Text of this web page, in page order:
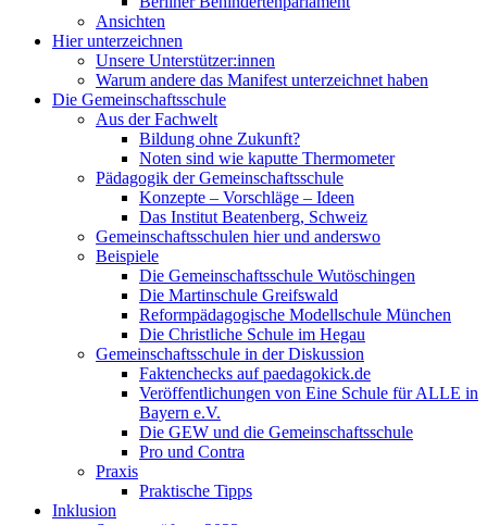
Ansichten
Hier unterzeichnen
Unsere Unterstützer:innen
Warum andere das Manifest unterzeichnet haben
Die Gemeinschaftsschule
Aus der Fachwelt
Bildung ohne Zukunft?
Noten sind wie kaputte Thermometer
Pädagogik der Gemeinschaftsschule
Konzepte – Vorschläge – Ideen
Das Institut Beatenberg, Schweiz
Gemeinschaftsschulen hier und anderswo
Beispiele
Die Gemeinschaftsschule Wutöschingen
Die Martinschule Greifswald
Reformpädagogische Modellschule München
Die Christliche Schule im Hegau
Gemeinschaftsschule in der Diskussion
Faktenchecks auf paedagokick.de
Veröffentlichungen von Eine Schule für ALLE in
Bayern e.V.
Die GEW und die Gemeinschaftsschule
Pro und Contra
Praxis
Praktische Tipps
Inklusion